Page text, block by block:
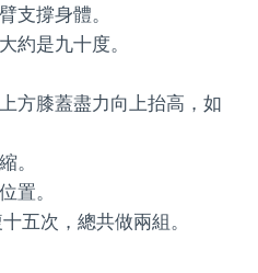
支撐身體。
約是九十度。
方膝蓋盡力向上抬高，如
。
置。
五次，總共做兩組。